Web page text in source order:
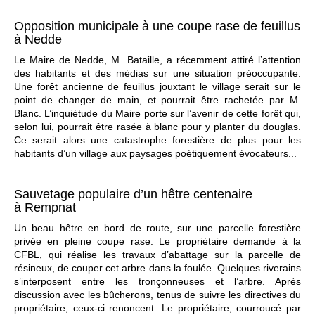
Opposition municipale à une coupe rase de feuillus
à Nedde
Le Maire de Nedde, M. Bataille, a récemment attiré l’attention
des habitants et des médias sur une situation préoccupante.
Une forêt ancienne de feuillus jouxtant le village serait sur le
point de changer de main, et pourrait être rachetée par M.
Blanc. L’inquiétude du Maire porte sur l’avenir de cette forêt qui,
selon lui, pourrait être rasée à blanc pour y planter du douglas.
Ce serait alors une catastrophe forestière de plus pour les
habitants d’un village aux paysages poétiquement évocateurs...
Sauvetage populaire d’un hêtre centenaire
à Rempnat
Un beau hêtre en bord de route, sur une parcelle forestière
privée en pleine coupe rase. Le propriétaire demande à la
CFBL, qui réalise les travaux d’abattage sur la parcelle de
résineux, de couper cet arbre dans la foulée. Quelques riverains
s’interposent entre les tronçonneuses et l’arbre. Après
discussion avec les bûcherons, tenus de suivre les directives du
propriétaire, ceux-ci renoncent. Le propriétaire, courroucé par